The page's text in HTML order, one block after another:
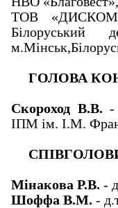
ТОВ «ДИСКОМ
Білоруський
ГОЛОВА
Скороход В.В. -
ІПМ ім. І.М.
Мінакова Р.В. -
Шоффа В.М. -